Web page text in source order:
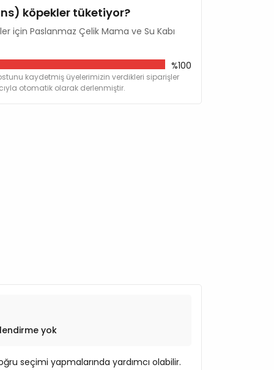
köpekler tüketiyor?
için Paslanmaz Çelik Mama ve Su Kabı
%100
kaydetmiş üyelerimizin verdikleri siparişler
otomatik olarak derlenmiştir.
yok
seçimi yapmalarında yardımcı olabilir.